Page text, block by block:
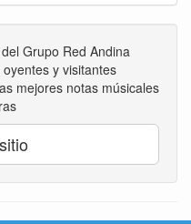
Grupo Red Andina
y visitantes
mejores notas músicales